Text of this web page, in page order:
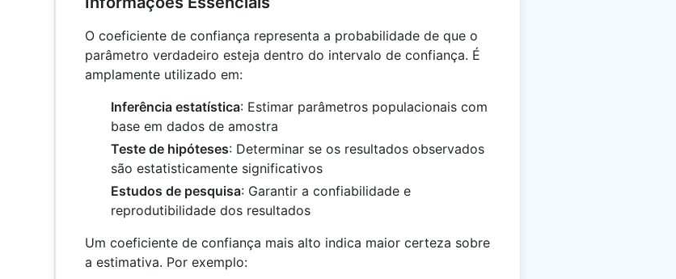
O coeficiente de confiança representa a probabilidade de que o
parâmetro verdadeiro esteja dentro do intervalo de confiança. É
amplamente utilizado em:
Inferência estatística: Estimar parâmetros populacionais com
base em dados de amostra
Teste de hipóteses: Determinar se os resultados observados
são estatisticamente significativos
Estudos de pesquisa: Garantir a confiabilidade e
reprodutibilidade dos resultados
Um coeficiente de confiança mais alto indica maior certeza sobre
a estimativa. Por exemplo: